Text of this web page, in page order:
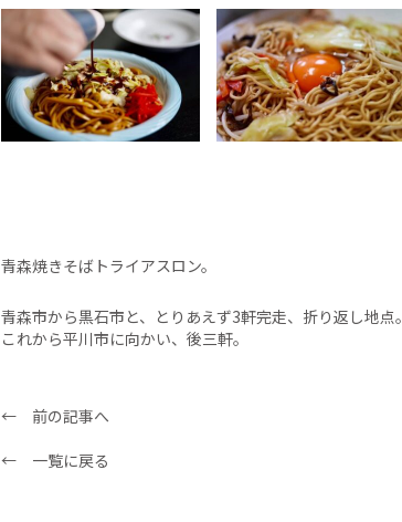
青森焼きそばトライアスロン。
青森市から黒石市と、とりあえず3軒完走、折り返し地点。
これから平川市に向かい、後三軒。
← 前の記事へ
← 一覧に戻る